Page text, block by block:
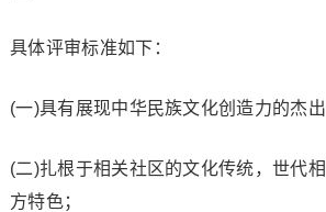
具体评审标准如下：
(一)具有展现中华民族文化创造力的杰出
(二)扎根于相关社区的文化传统，世代
方特色；